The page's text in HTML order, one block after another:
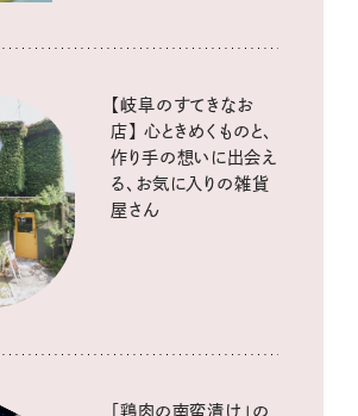
【岐阜のすてきなお
店】 心ときめくものと、
作り手の想いに出会え
る、お気に入りの雑貨
屋さん
「鶏肉の南蛮漬け」の